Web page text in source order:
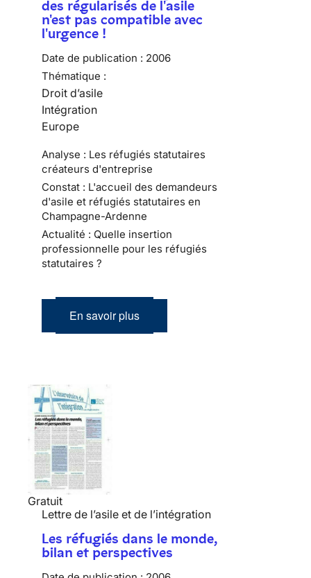
des régularisés de l'asile
n'est pas compatible avec
l'urgence !
Date de publication : 2006
Thématique :
Droit d’asile
Intégration
Europe
Analyse : Les réfugiés statutaires
créateurs d'entreprise
Constat : L'accueil des demandeurs
d'asile et réfugiés statutaires en
Champagne-Ardenne
Actualité : Quelle insertion
professionnelle pour les réfugiés
statutaires ?
En savoir plus
Gratuit
Lettre de l’asile et de l’intégration
Les réfugiés dans le monde,
bilan et perspectives